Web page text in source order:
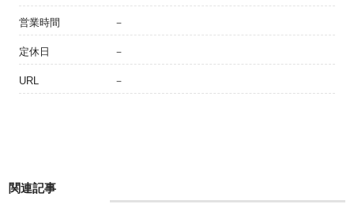
営業時間 －
定休日 －
URL －
関連記事